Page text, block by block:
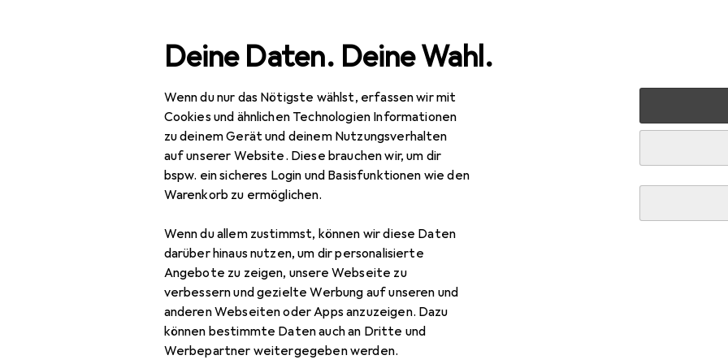
Deine Daten. Deine Wahl.
Wenn du nur das Nötigste wählst, erfassen wir mit
Cookies und ähnlichen Technologien Informationen
zu deinem Gerät und deinem Nutzungsverhalten
auf unserer Website. Diese brauchen wir, um dir
bspw. ein sicheres Login und Basisfunktionen wie den
Warenkorb zu ermöglichen.
Wenn du allem zustimmst, können wir diese Daten
darüber hinaus nutzen, um dir personalisierte
Angebote zu zeigen, unsere Webseite zu
verbessern und gezielte Werbung auf unseren und
anderen Webseiten oder Apps anzuzeigen. Dazu
können bestimmte Daten auch an Dritte und
Werbepartner weitergegeben werden.
Navigation nach Kategorien
IT + Multimedia Smartphones + Tablets Smartphone Zubehör